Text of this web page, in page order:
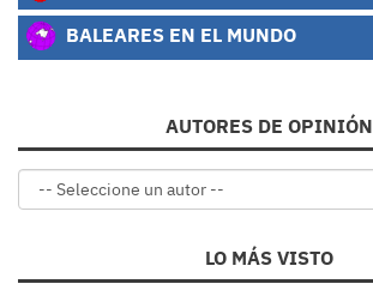
BALEARES EN EL MUNDO
AUTORES DE OPINIÓN
LO MÁS VISTO